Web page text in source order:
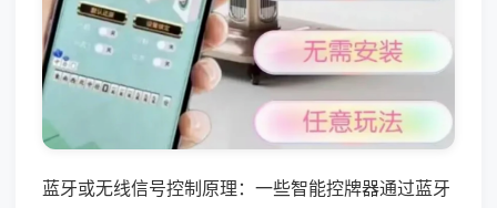
蓝牙或无线信号控制原理：一些智能控牌器通过蓝牙